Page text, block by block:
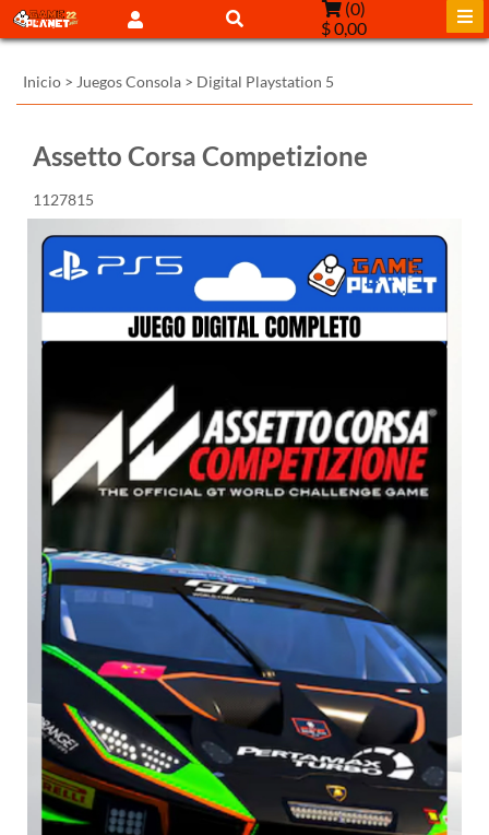
(0)
$ 0,00
Inicio > Juegos Consola > Digital Playstation 5
Assetto Corsa Competizione
1127815